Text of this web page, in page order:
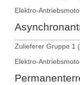
Elektro-
Zulieferer Gruppe 1
Elektro-